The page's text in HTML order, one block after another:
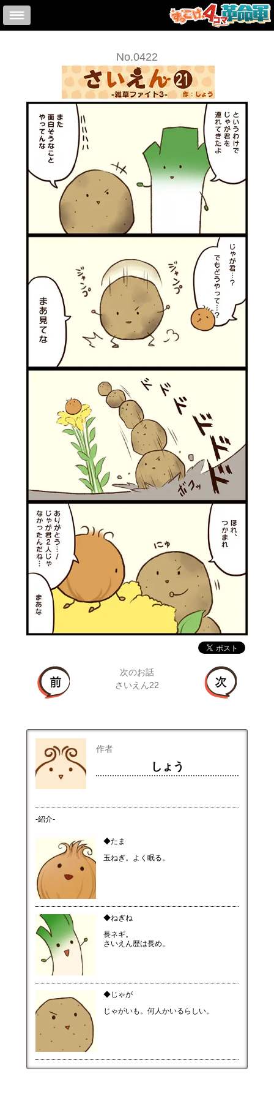
No.0422
次のお話
さいえん22
作者
しょう
-紹介-
◆たま
玉ねぎ。よく眠る。
◆ねぎね
長ネギ。
さいえん歴は長め。
◆じゃが
じゃがいも。何人かいるらしい。